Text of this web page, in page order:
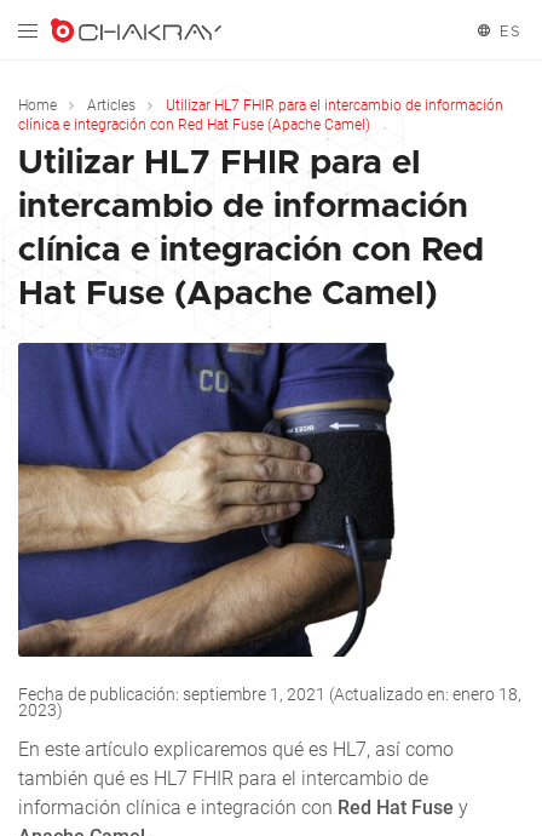
ES
Español
Français
Home Articles
Utilizar HL7 FHIR para el intercambio de información
clínica e integración con Red Hat Fuse (Apache Camel)
Utilizar HL7 FHIR para el
intercambio de información
clínica e integración con Red
Hat Fuse (Apache Camel)
Fecha de publicación: septiembre 1, 2021 (Actualizado en: enero 18,
2023)
En este artículo explicaremos qué es HL7, así como
también qué es HL7 FHIR para el intercambio de
información clínica e integración con Red Hat Fuse y